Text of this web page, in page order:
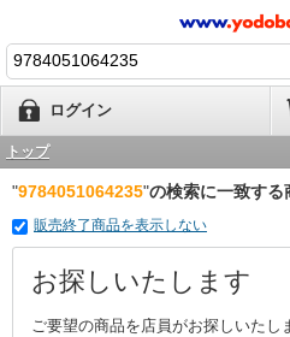
ログイン
トップ
"9784051064235"の検索に一致する
販売終了商品を表示しない
お探しいたします
ご要望の商品を店員がお探しいた